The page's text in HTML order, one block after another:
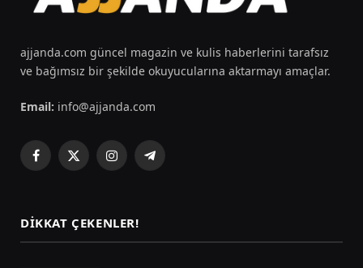
ajjanda.com güncel magazin ve kulis haberlerini tarafsız
ve bağımsız bir şekilde okuyucularına aktarmayı amaçlar.
Email: info@ajjanda.com
Facebook
X
InstagramTelegram
DIKKAT ÇEKENLER!